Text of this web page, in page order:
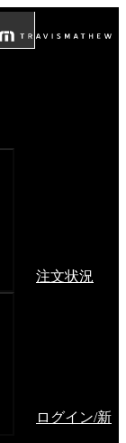
注文状況
ログイン/新